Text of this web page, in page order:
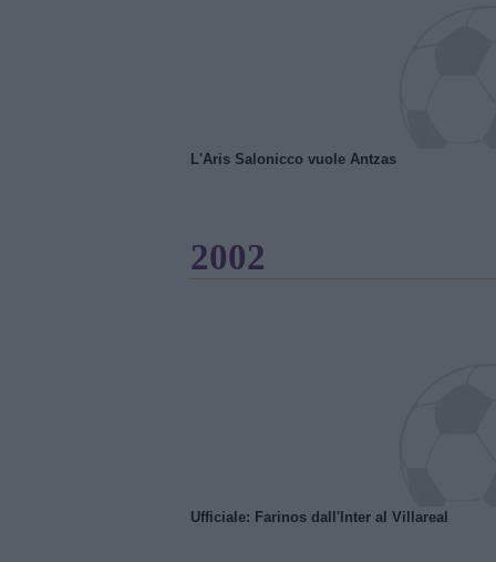
L'Aris Salonicco vuole Antzas
2002
Ufficiale: Farinos dall'Inter al Villareal